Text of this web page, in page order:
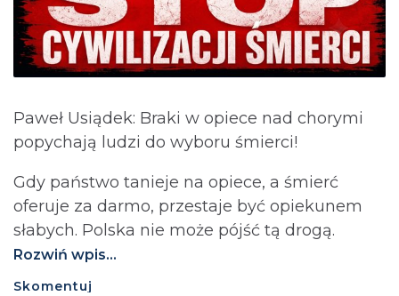
Paweł Usiądek: Braki w opiece nad chorymi
popychają ludzi do wyboru śmierci!
Gdy państwo tanieje na opiece, a śmierć
oferuje za darmo, przestaje być opiekunem
słabych. Polska nie może pójść tą drogą.⁩
Rozwiń wpis...
Skomentuj